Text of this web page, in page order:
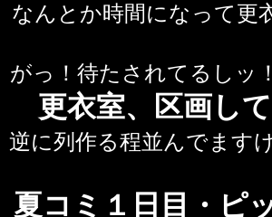
なんとか時間になって更
がっ！待たされてるしッ
更衣室、区画し
逆に列作る程並んでます
夏コミ１日目・ピ